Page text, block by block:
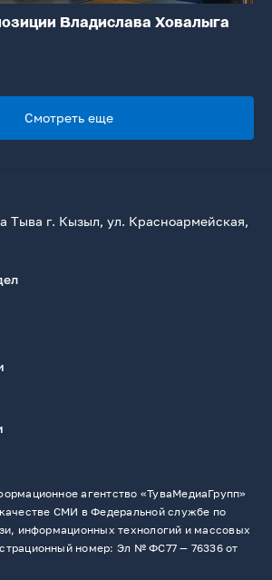
Владислава Ховалыга
Смотреть еще
Тыва г. Кызыл, ул. Красноармейская,
агентство «ТуваМедиаГрупп»
СМИ в Федеральной службе по
информационных технологий и массовых
номер: Эл № ФС77 — 76336 от